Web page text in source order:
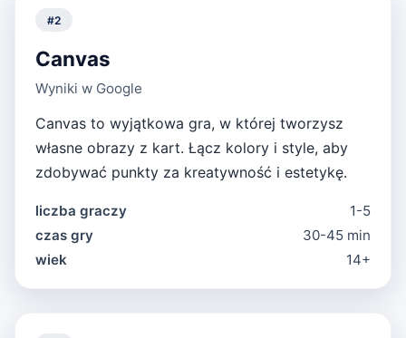
#2
Canvas
Wyniki w Google
Canvas to wyjątkowa gra, w której tworzysz
własne obrazy z kart. Łącz kolory i style, aby
zdobywać punkty za kreatywność i estetykę.
liczba graczy
1-5
czas gry
30-45 min
wiek
14+